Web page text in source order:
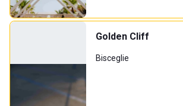
Golden Cliff
Bisceglie